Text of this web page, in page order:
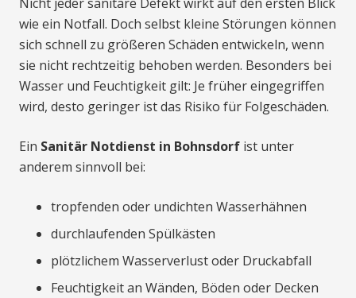
wie ein Notfall. Doch selbst kleine Störungen können
sich schnell zu größeren Schäden entwickeln, wenn
sie nicht rechtzeitig behoben werden. Besonders bei
Wasser und Feuchtigkeit gilt: Je früher eingegriffen
wird, desto geringer ist das Risiko für Folgeschäden.
Ein Sanitär Notdienst in Bohnsdorf ist unter
anderem sinnvoll bei:
tropfenden oder undichten Wasserhähnen
durchlaufenden Spülkästen
plötzlichem Wasserverlust oder Druckabfall
Feuchtigkeit an Wänden, Böden oder Decken